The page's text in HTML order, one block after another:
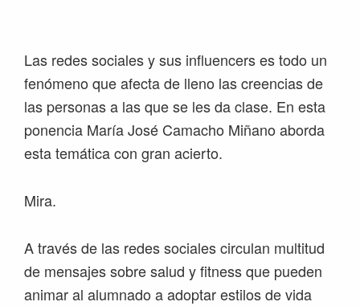
navegación
principal
contenido
principal
barra
lateral
principal
página
Las redes sociales y sus influencers es todo un
fenómeno que afecta de lleno las creencias de
las personas a las que se les da clase. En esta
ponencia María José Camacho Miñano aborda
esta temática con gran acierto.
Mira.
A través de las redes sociales circulan multitud
de mensajes sobre salud y fitness que pueden
animar al alumnado a adoptar estilos de vida